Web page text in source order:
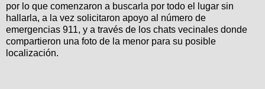
por lo que comenzaron a buscarla por todo el lugar sin
hallarla, a la vez solicitaron apoyo al número de
emergencias 911, y a través de los chats vecinales donde
compartieron una foto de la menor para su posible
localización.